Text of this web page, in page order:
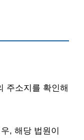
주소지를 확인해
, 해당 법원이